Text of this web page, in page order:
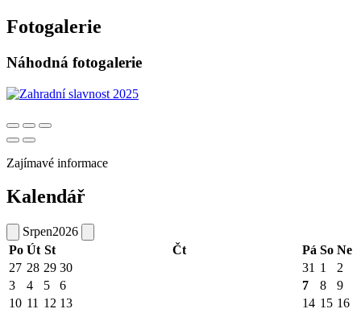
Fotogalerie
Náhodná fotogalerie
Zajímavé informace
Kalendář
Srpen2026
Po Út St Čt Pá So Ne
27 28 29 30 31 1
2
3
4 5 6 7 8
9
10 11 12 13 14 15 16